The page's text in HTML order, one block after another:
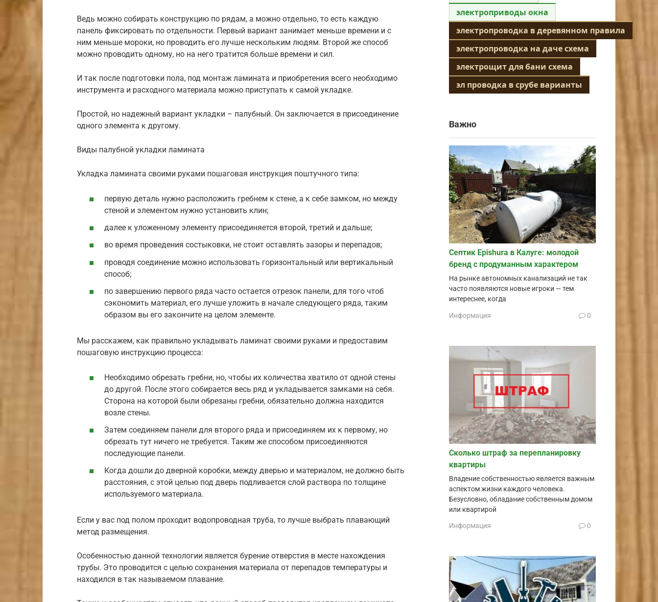
Ведь можно собирать конструкцию по рядам, а можно отдельно, то есть каждую
панель фиксировать по отдельности. Первый вариант занимает меньше времени и с
ним меньше мороки, но проводить его лучше нескольким людям. Второй же способ
можно проводить одному, но на него тратится больше времени и сил.
И так после подготовки пола, под монтаж ламината и приобретения всего необходимо
инструмента и расходного материала можно приступать к самой укладке.
Простой, но надежный вариант укладки – палубный. Он заключается в присоединение
одного элемента к другому.
Виды палубной укладки ламината
Укладка ламината своими руками пошаговая инструкция поштучного типа:
первую деталь нужно расположить гребнем к стене, а к себе замком, но между
стеной и элементом нужно установить клин;
далее к уложенному элементу присоединяется второй, третий и дальше;
во время проведения состыковки, не стоит оставлять зазоры и перепадов;
проводя соединение можно использовать горизонтальный или вертикальный
способ;
по завершению первого ряда часто остается отрезок панели, для того чтоб
сэкономить материал, его лучше уложить в начале следующего ряда, таким
образом вы его закончите на целом элементе.
Мы расскажем, как правильно укладывать ламинат своими руками и предоставим
пошаговую инструкцию процесса:
Необходимо обрезать гребни, но, чтобы их количества хватило от одной стены
до другой. После этого собирается весь ряд и укладывается замками на себя.
Сторона на которой были обрезаны гребни, обязательно должна находится
возле стены.
Затем соединяем панели для второго ряда и присоединяем их к первому, но
обрезать тут ничего не требуется. Таким же способом присоединяются
последующие панели.
Когда дошли до дверной коробки, между дверью и материалом, не должно быть
расстояния, с этой целью под дверь подливается слой раствора по толщине
используемого материала.
Если у вас под полом проходит водопроводная труба, то лучше выбрать плавающий
метод размещения.
Особенностью данной технологии является бурение отверстия в месте нахождения
трубы. Это проводится с целью сохранения материала от перепадов температуры и
находился в так называемом плавание.
электроприводы окна
электропроводка в деревянном правила
электропроводка на даче схема
электрощит для бани схема
эл проводка в срубе варианты
Важно
Септик Epishura в Калуге: молодой
бренд с продуманным характером
На рынке автономных канализаций не так
часто появляются новые игроки — тем
интереснее, когда
Информация 0
Сколько штраф за перепланировку
квартиры
Владение собственностью является важным
аспектом жизни каждого человека.
Безусловно, обладание собственным домом
или квартирой
Информация 0